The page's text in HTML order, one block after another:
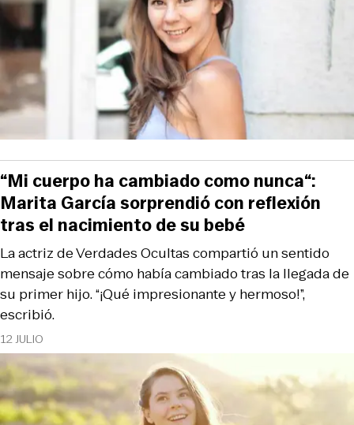
12 JULIO
La actriz de Verdades Ocultas compartió un sentido
mensaje sobre cómo había cambiado tras la llegada de
su primer hijo. “¡Qué impresionante y hermoso!”,
escribió.
“Mi cuerpo ha cambiado como nunca“:
Marita García sorprendió con reflexión
tras el nacimiento de su bebé